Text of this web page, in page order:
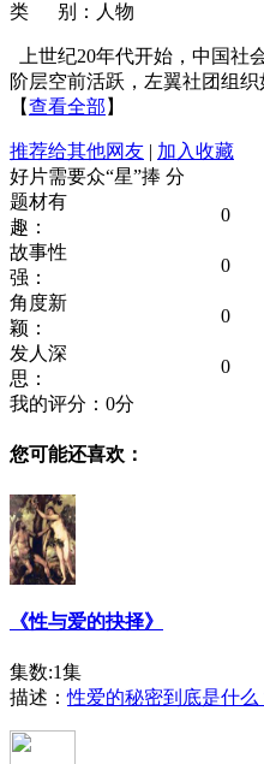
类 别：人物
上世纪20年代开始，中国
阶层空前活跃，左翼社团组织
【查看全部 】
推荐给其他网友 | 加入收藏
好片需要众“星”捧 分
题材有
趣：
0
故事性
强：
0
角度新
颖：
0
发人深
思：
0
我的评分： 0分
您可能还喜欢：
《性与爱的抉择》
集数:1集
描述：性爱的秘密到底是什么